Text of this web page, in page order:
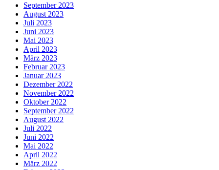
September 2023
August 2023
Juli 2023
Juni 2023
Mai 2023
April 2023
März 2023
Februar 2023
Januar 2023
Dezember 2022
November 2022
Oktober 2022
September 2022
August 2022
Juli 2022
Juni 2022
Mai 2022
April 2022
März 2022